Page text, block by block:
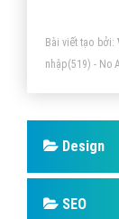
hưởng lớn
Bài viết tạo bởi:
nhập(519) - No
Design
SEO